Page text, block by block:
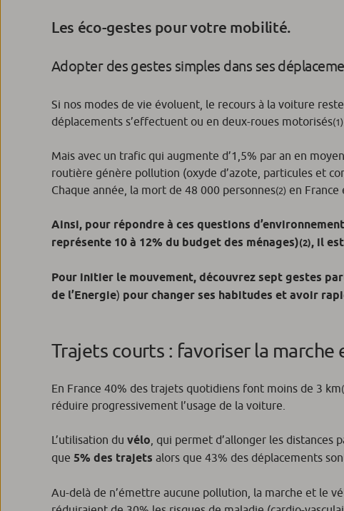
Les éco-gestes pour votre mobilité.
Adopter des gestes simples dans ses
Si nos modes de vie évoluent, le recours à la voiture
déplacements s’effectuent ou en deux-roues motorisés(1)
Mais avec un trafic qui augmente d’1,5% par an en
routière génère pollution (oxyde d’azote, particules et
Chaque année, la mort de 48 000 personnes(2) en France
Ainsi, pour répondre à ces questions
représente 10 à 12% du budget des ménages)(2), il
Pour initier le mouvement, découvrez sept gestes
de l’Energie) pour changer ses habitudes et avoir
Trajets courts : favoriser la marche
En France 40% des trajets quotidiens font moins de 3 km
réduire progressivement l’usage de la voiture.
L’utilisation du vélo , qui permet d’allonger les
que 5% des trajets alors que 43% des déplacements
Au-delà de n’émettre aucune pollution, la marche et le